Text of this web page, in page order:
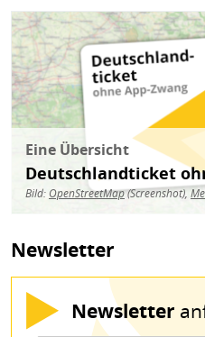
Bild
Eine Übersicht
Deutschlandticket
Bild: OpenStreetMap(Screenshot),
Newsletter
Newsletter